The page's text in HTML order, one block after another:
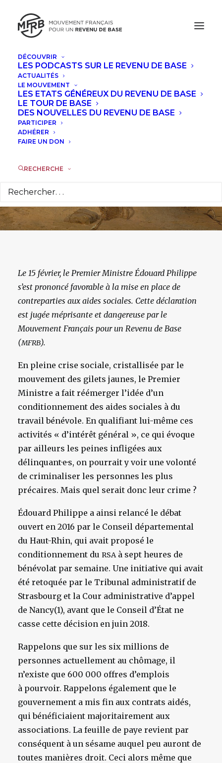
DÉCOUVRIR
LES PODCASTS SUR LE REVENU DE BASE
ACTUALITÉS
LE MOUVEMENT
LES ETATS GÉNÉREUX DU REVENU DE BASE
LE TOUR DE BASE
DES NOUVELLES DU REVENU DE BASE
PARTICIPER
ADHÉRER
FAIRE UN DON
RECHERCHE
M. le Premier
ministre, luttez
contre le chômage,
pas contre les
chômeurs
20 FÉVRIER 2019
Le 15 février, le Premier Ministre Édouard Philippe
s’est prononcé favorable à la mise en place de
contreparties aux aides sociales. Cette déclaration
est jugée méprisante et dangereuse par le
Mouvement Français pour un Revenu de Base
(MFRB).
En pleine crise sociale, cristallisée par le
mouvement des gilets jaunes, le Premier
Ministre a fait réémerger l’idée d’un
conditionnement des aides sociales à du
travail bénévole. En qualifiant lui-même ces
activités « d’intérêt général », ce qui évoque
par ailleurs les peines infligées aux
délinquant·e·s, on pourrait y voir une volonté
de criminaliser les personnes les plus
précaires. Mais quel serait donc leur crime ?
Édouard Philippe a ainsi relancé le débat
ouvert en 2016 par le Conseil départemental
du Haut-Rhin, qui avait proposé le
conditionnement du RSAà sept heures de
bénévolat par semaine. Une initiative qui avait
été retoquée par le Tribunal administratif de
Strasbourg et la Cour administrative d’appel
de Nancy(1), avant que le Conseil d’État ne
casse cette décision en juin 2018.
Rappelons que sur les six millions de
personnes actuellement au chômage, il
n’existe que 600 000 offres d’emplois
à pourvoir. Rappelons également que le
gouvernement a mis fin aux contrats aidés,
qui bénéficiaient majoritairement aux
associations. La feuille de paye revient par
conséquent à un sésame auquel peu auront de
toutes manières droit. Ceci alors même que